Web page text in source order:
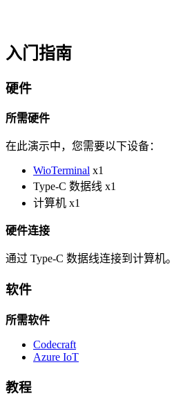
入门指南
硬件
所需硬件
在此演示中，您需要以下设备：
WioTerminal x1
Type-C 数据线 x1
计算机 x1
硬件连接
通过 Type-C 数据线连接到计算机。
软件
所需软件
Codecraft
Azure IoT
教程